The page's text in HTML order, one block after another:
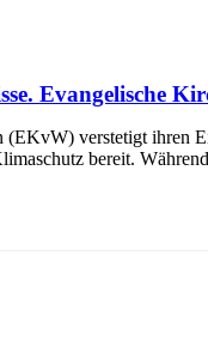
Evangelische
verstetigt ihren
bereit.